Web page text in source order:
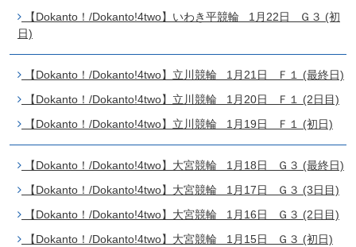
【Dokanto！/Dokanto!4two】いわき平競輪 1月22日 Ｇ３ (初
日)
【Dokanto！/Dokanto!4two】立川競輪 1月21日 Ｆ１ (最終日)
【Dokanto！/Dokanto!4two】立川競輪 1月20日 Ｆ１ (2日目)
【Dokanto！/Dokanto!4two】立川競輪 1月19日 Ｆ１ (初日)
【Dokanto！/Dokanto!4two】大宮競輪 1月18日 Ｇ３ (最終日)
【Dokanto！/Dokanto!4two】大宮競輪 1月17日 Ｇ３ (3日目)
【Dokanto！/Dokanto!4two】大宮競輪 1月16日 Ｇ３ (2日目)
【Dokanto！/Dokanto!4two】大宮競輪 1月15日 Ｇ３ (初日)